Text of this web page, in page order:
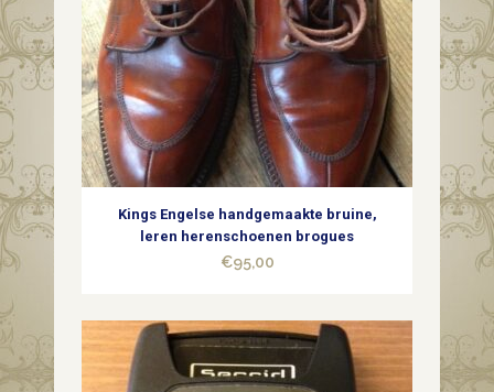
Kings Engelse handgemaakte bruine,
leren herenschoenen brogues
€95,00